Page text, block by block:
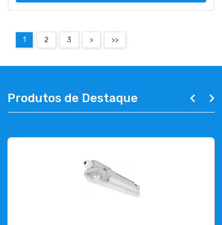
1 2 3 > >>
Produtos de Destaque